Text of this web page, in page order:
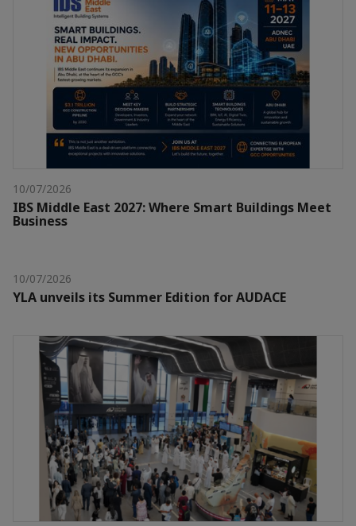
10/07/2026
IBS Middle East 2027: Where Smart Buildings Meet
Business
10/07/2026
YLA unveils its Summer Edition for AUDACE